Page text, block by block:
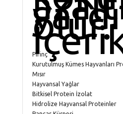
olur.
Pirinç
Kurutulmuş Kümes Hayvanları
Mısır
Hayvansal Yağlar
Bitkisel Protein İzolat
Hidrolize Hayvansal Proteinler